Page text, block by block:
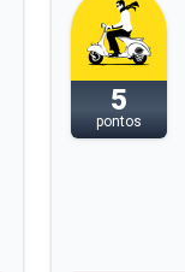
5
pontos